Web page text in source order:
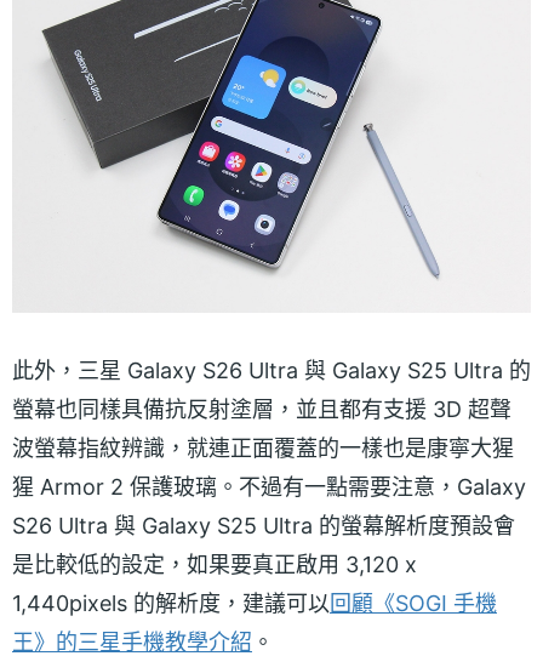
此外，三星 Galaxy S26 Ultra 與 Galaxy S25 Ultra 的
螢幕也同樣具備抗反射塗層，並且都有支援 3D 超聲
波螢幕指紋辨識，就連正面覆蓋的一樣也是康寧大猩
猩 Armor 2 保護玻璃。不過有一點需要注意，Galaxy
S26 Ultra 與 Galaxy S25 Ultra 的螢幕解析度預設會
是比較低的設定，如果要真正啟用 3,120 x
1,440pixels 的解析度，建議可以回顧《SOGI 手機
王》的三星手機教學介紹 。